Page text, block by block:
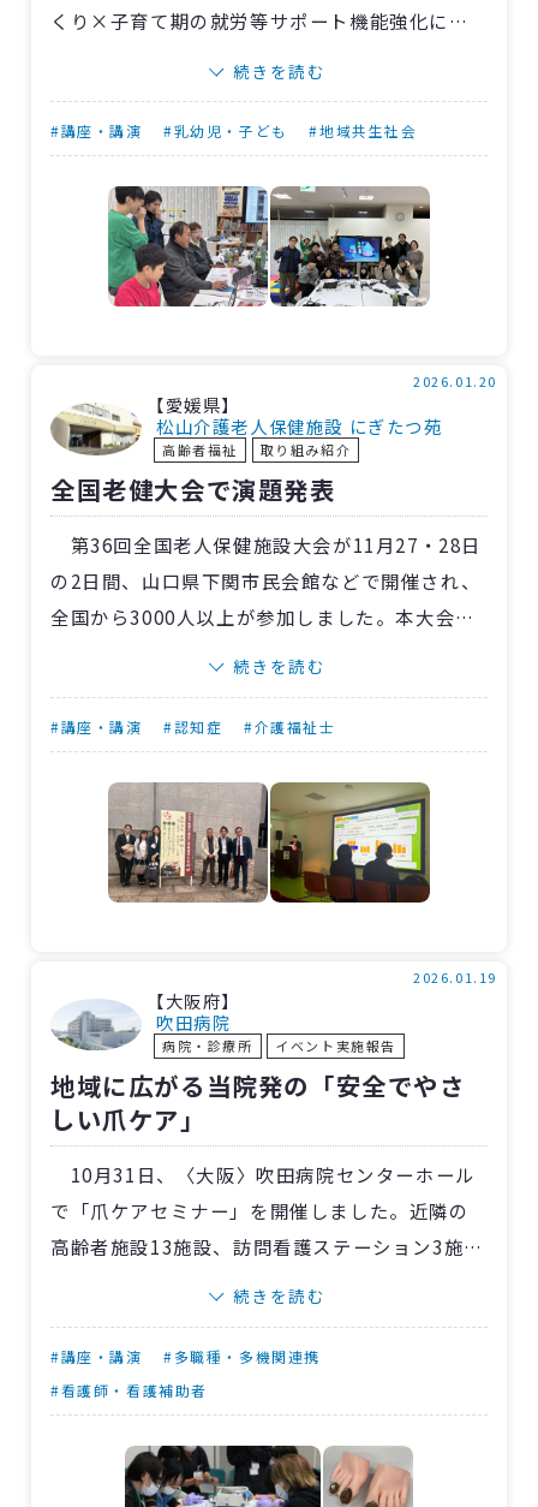
くり×子育て期の就労等サポート機能強化に係
ーを招き、「3DCG合成でショート動画づくり講
座」を済生会スクエアで開催。12月～1月の全4
回で、3DCGソフトウェア「Blender」や視覚効
果「VFX」を駆使し、動画完成を目指します。
参加者は小学3年生から60代までの20人。12
月の講座では全員が操作を覚え、魚やロボット
作品を、目を輝かせて見つめる子どもたちの姿
が印象的でした。1月はいよいよ動画づくりで
す。
最後は笑顔で記念撮影。小樽にまた新しい仲
間が増えました。
続きを読む
#講座・講演 #乳幼児・子ども #地域共生社会
【愛媛県】
松山介護老人保健施設 にぎたつ苑
高齢者福祉 取り組み紹介
2026.01.20
全国老健大会で演題発表
第36回全国老人保健施設大会が11月27・28日
の2日間、山口県下関市民会館などで開催され、
全国から3000人以上が参加しました。本大会は
介護老人保健施設の運営やサービスに関する知
ており、厚生労働省老健局長やゲストによる特
別記念講演をはじめ、各施設の取り組みが発
表・共有されました。
〈愛媛〉老健にぎたつ苑からは6人が参加。今
村純基さん（介護福祉士）が低栄養状態の方へ
の食事・栄養ケアについて、筆者が昼夜逆転や
これらの発表を通じて他施設との意見交換や
交流が活発に行なわれ、今後の介護老人保健施
設の発展に寄与する有意義な大会となりまし
た。
続きを読む
#講座・講演 #認知症 #介護福祉士
【大阪府】
吹田病院
病院・診療所 イベント実施報告
2026.01.19
地域に広がる当院発の「安全でやさ
しい爪ケア」
10月31日、〈大阪〉吹田病院センターホール
で「爪ケアセミナー」を開催しました。近隣の
高齢者施設13施設、訪問看護ステーション3施設
から看護師・介護士約30人が参加し、足の健康
当院の専門性を生かしたこの取り組み。当日
は地域医療支援部が制作したリアルな足モデル
を用いた実技演習を実施。参加者は楽しみなが
ら技術を習得し、知識を深めました。
続きを読む
#講座・講演
#多職種・多機関連携
#看護師・看護補助者